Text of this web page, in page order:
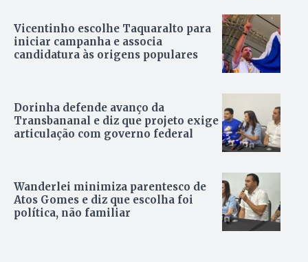
Vicentinho escolhe Taquaralto para
iniciar campanha e associa
candidatura às origens populares
Dorinha defende avanço da
Transbananal e diz que projeto exige
articulação com governo federal
Wanderlei minimiza parentesco de
Atos Gomes e diz que escolha foi
política, não familiar